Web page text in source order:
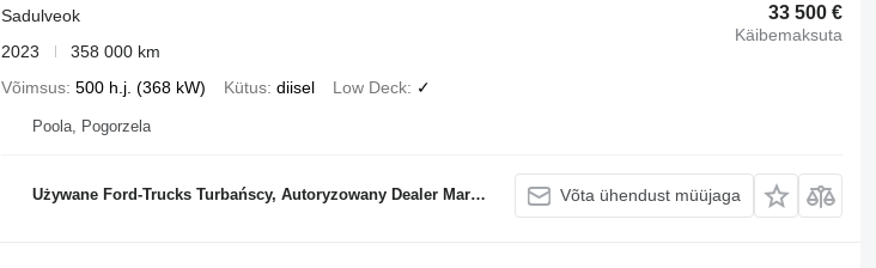
33 500 €
Käibemaksuta
Sadulveok
2023
358 000 km
Võimsus 500 h.j. (368 kW) Kütus diisel Low Deck ✓
Poola, Pogorzela
Używane Ford-Trucks Turbańscy, Autoryzowany Dealer Marki Ford-Trucks Võta ühendust müüjaga